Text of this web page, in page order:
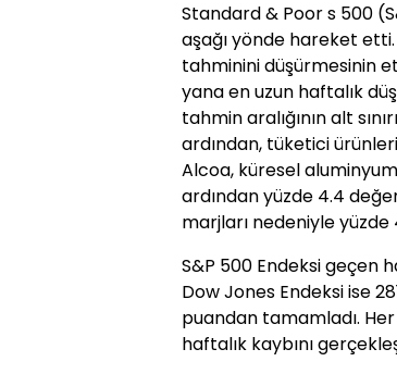
Standard & Poor s 500
aşağı yönde hareket
tahminini düşürmesinin
yana en uzun haftalık
tahmin aralığının alt
ardından, tüketici
Alcoa, küresel
ardından yüzde 4.4
marjları nedeniyle
S&P 500 Endeksi geçen
Dow Jones Endeksi ise
puandan tamamladı.
haftalık kaybını